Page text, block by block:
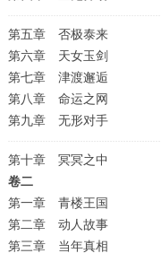
第五章 否极泰来
第六章 天女玉剑
第七章 津渡邂逅
第八章 命运之网
第九章 无形对手
第十章 冥冥之中
卷二
第一章 青楼王国
第二章 动人故事
第三章 当年真相